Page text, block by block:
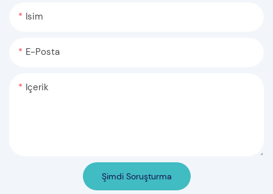
Isim
E-Posta
Içerik
Şimdi Soruşturma